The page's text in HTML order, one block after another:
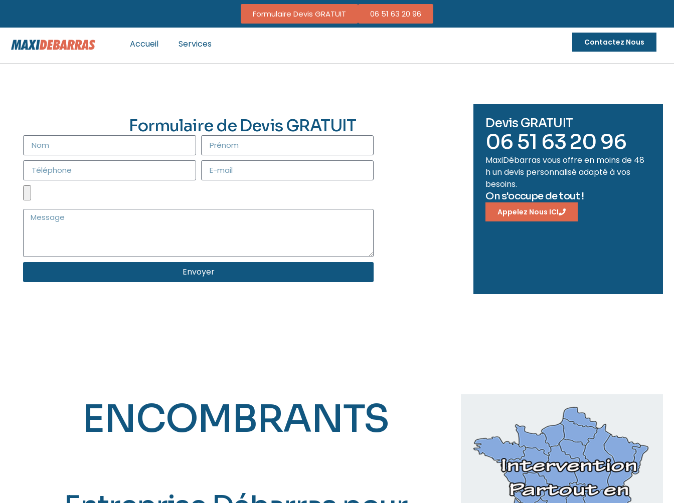
Formulaire Devis GRATUIT 06 51 63 20 96
Accueil Services Contactez Nous
Formulaire de Devis GRATUIT
Envoyer
Devis GRATUIT
06 51 63 20 96
MaxiDébarras vous offre en moins de 48
h un devis personnalisé adapté à vos
besoins.
On s'occupe de tout !
Appelez Nous ICI
ENCOMBRANTS